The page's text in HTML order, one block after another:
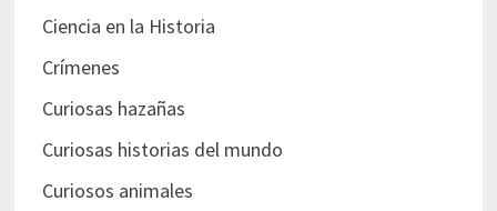
Ciencia en la Historia
Crímenes
Curiosas hazañas
Curiosas historias del mundo
Curiosos animales